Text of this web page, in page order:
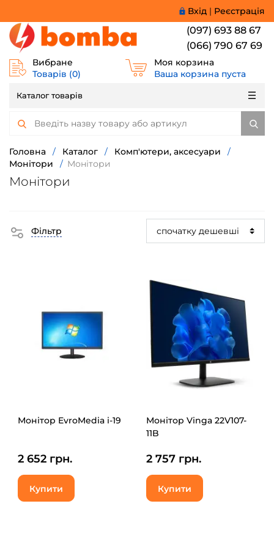
Вхід | Реєстрація
(097) 693 88 67
(066) 790 67 69
Вибране
Товарів (0)
Моя корзина
Ваша корзина пуста
Каталог товарів
Головна / Каталог / Комп'ютери, аксесуари
/
Монітори
/ Монітори
Монітори
Фільтр
Монітор EvroMedia i-19
2 652 грн.
Купити
Монітор Vinga 22V107-
11B
2 757 грн.
Купити